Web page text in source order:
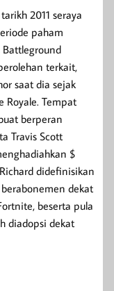
2011 seraya
paham
Battleground
terkait,
saat dia sejak
Royale. Tempat
berperan
Travis Scott
$
didefinisikan
dekat
beserta pula
diadopsi dekat